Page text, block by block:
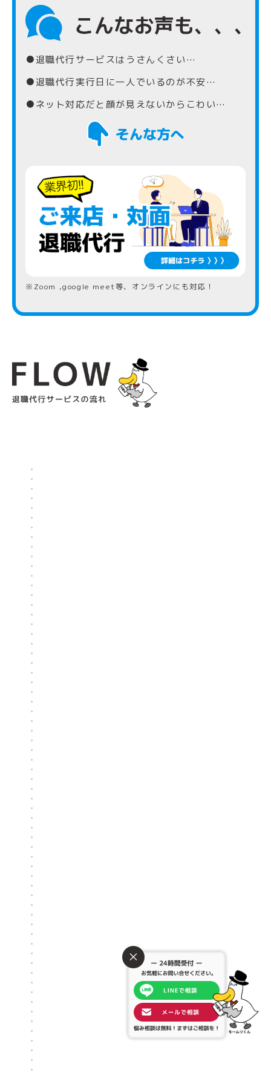
●退職代行サービスはうさんくさい…
●退職代行実行日に一人でいるのが不安…
●ネット対応だと顔が見えないからこわい…
※Zoom ,google meet等、オンラインにも対応！